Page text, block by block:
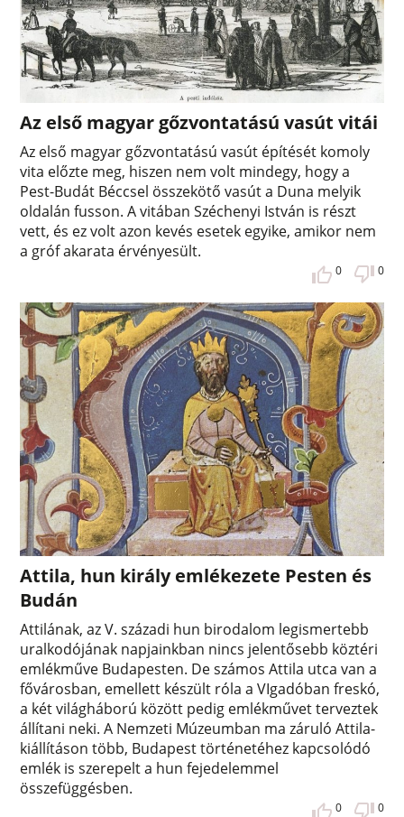
Az első magyar gőzvontatású vasút vitái
Az első magyar gőzvontatású vasút építését komoly
vita előzte meg, hiszen nem volt mindegy, hogy a
Pest-Budát Béccsel összekötő vasút a Duna melyik
oldalán fusson. A vitában Széchenyi István is részt
vett, és ez volt azon kevés esetek egyike, amikor nem
a gróf akarata érvényesült.
0 0
Attila, hun király emlékezete Pesten és
Budán
Attilának, az V. századi hun birodalom legismertebb
uralkodójának napjainkban nincs jelentősebb köztéri
emlékműve Budapesten. De számos Attila utca van a
fővárosban, emellett készült róla a VIgadóban freskó,
a két világháború között pedig emlékművet terveztek
állítani neki. A Nemzeti Múzeumban ma záruló Attila-
kiállításon több, Budapest történetéhez kapcsolódó
emlék is szerepelt a hun fejedelemmel
összefüggésben.
0 0